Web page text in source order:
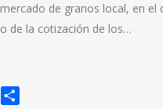
de granos local, en el
de la cotización de los…
Email